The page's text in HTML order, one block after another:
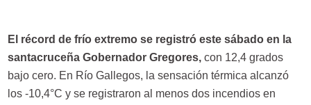
El récord de frío extremo se registró este sábado en la
santacruceña Gobernador Gregores, con 12,4 grados
bajo cero. En Río Gallegos, la sensación térmica alcanzó
los -10,4°C y se registraron al menos dos incendios en